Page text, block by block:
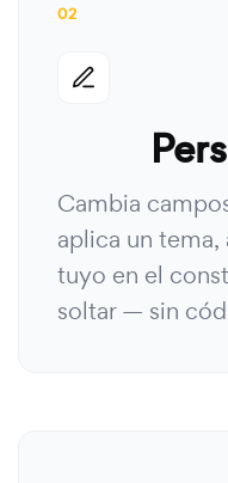
02
Cambia
aplica un
tuyo en el
soltar — sin